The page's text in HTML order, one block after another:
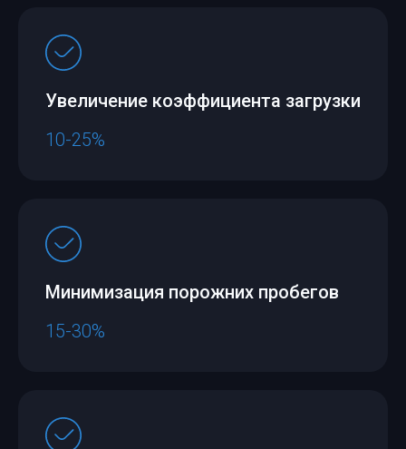
Увеличение коэффициента загрузки
10-25%
Минимизация порожних пробегов
15-30%